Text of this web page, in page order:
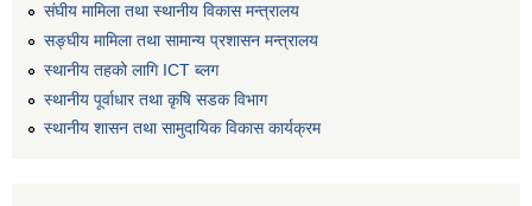
संघीय मामिला तथा स्थानीय विकास मन्त्रालय
सङ्घीय मामिला तथा सामान्य प्रशासन मन्त्रालय
स्थानीय तहको लागि ICT ब्लग
स्थानीय पूर्वाधार तथा कृषि सडक विभाग
स्थानीय शासन तथा सामुदायिक विकास कार्यक्रम